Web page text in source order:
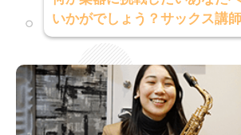
いかがでしょう？サックス講